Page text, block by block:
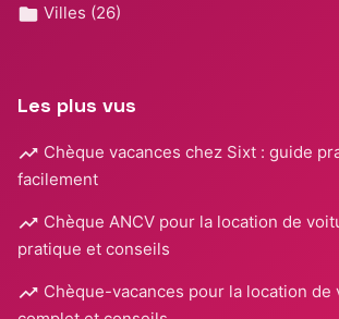
Villes (26)
Les plus vus
Chèque vacances chez Sixt : guide
facilement
Chèque ANCV pour la location de
pratique et conseils
Chèque-vacances pour la location de